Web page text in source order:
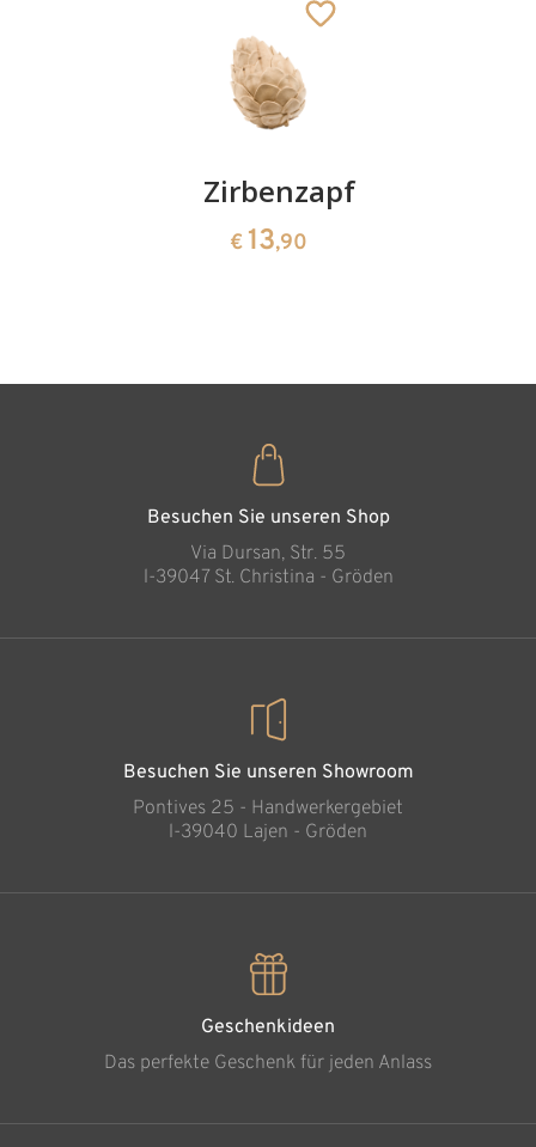
Warenkorb
Zirbenzapfen
€ 13,90
Besuchen Sie unseren Shop
Via Dursan, Str. 55
l-39047 St. Christina - Gröden
Besuchen Sie unseren Showroom
Pontives 25 - Handwerkergebiet
l-39040 Lajen - Gröden
Geschenkideen
Das perfekte Geschenk für jeden Anlass